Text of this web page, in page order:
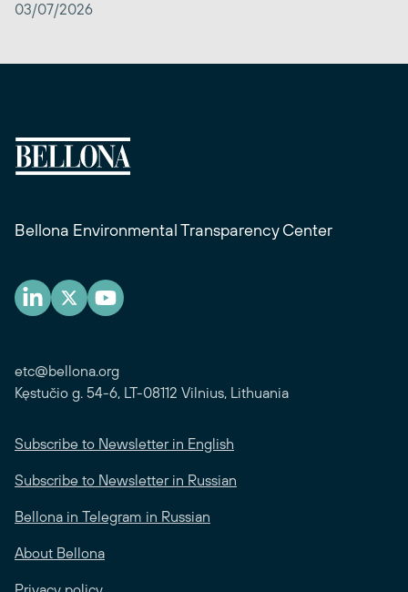
03/07/2026
Bellona Environmental Transparency Center
etc@bellona.org
Kęstučio g. 54-6, LT-08112 Vilnius, Lithuania
Subscribe to Newsletter in English
Subscribe to Newsletter in Russian
Bellona in Telegram in Russian
About Bellona